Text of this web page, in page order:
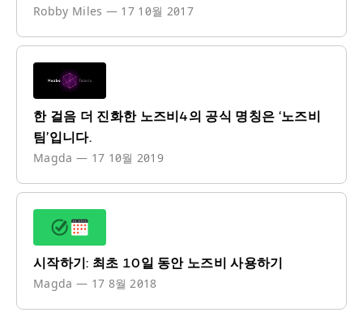
Robby Miles — 17 10월 2017
한 걸음 더 진화한 노즈비4의 공식 명칭은 ‘노즈비
팀’입니다.
Magda — 17 10월 2019
시작하기: 최초 10일 동안 노즈비 사용하기
Magda — 17 8월 2018